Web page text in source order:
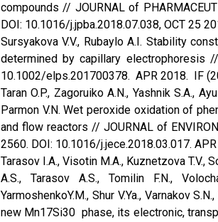
compounds // JOURNAL of
DOI: 10.1016/j.jpba.2018.07.038, OCT 25
Sursyakova V.V., Rubaylo A.I. Stability
determined by capillary electrophoresis
10.1002/elps.201700378. APR 2018. IF
Taran O.P., Zagoruiko A.N., Yashnik S.A.,
Parmon V.N. Wet peroxide oxidation of
and flow reactors // JOURNAL of
2560. DOI: 10.1016/j.jece.2018.03.017.
Tarasov I.A., Visotin M.A., Kuznetzova T.V.,
A.S., Tarasov A.S., Tomilin F.N.,
YarmoshenkoY.M., Shur V.Ya., Varnakov
new Mn17Si30 phase, its electronic,